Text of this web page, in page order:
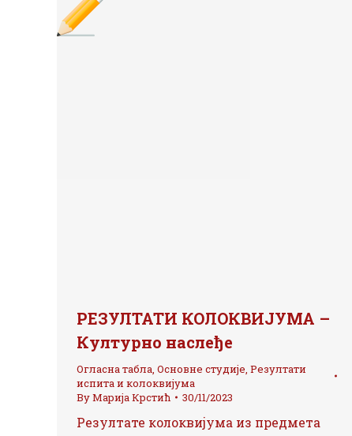
РЕЗУЛТАТИ КОЛОКВИЈУМА –
Културно наслеђе
Огласна табла, Основне студије, Резултати
испита и колоквијума
ByМарија Крстић 30/11/2023
Резултате колоквијума из предмета